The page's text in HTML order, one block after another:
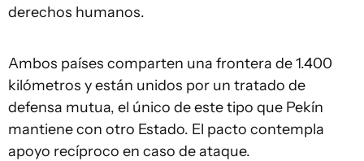
derechos humanos.
Ambos países comparten una frontera de 1.400
kilómetros y están unidos por un tratado de
defensa mutua, el único de este tipo que Pekín
mantiene con otro Estado. El pacto contempla
apoyo recíproco en caso de ataque.